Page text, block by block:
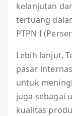
kelanjutan
tertuang
PTPN I
Lebih lanjut,
pasar
untuk
juga sebagai
kualitas